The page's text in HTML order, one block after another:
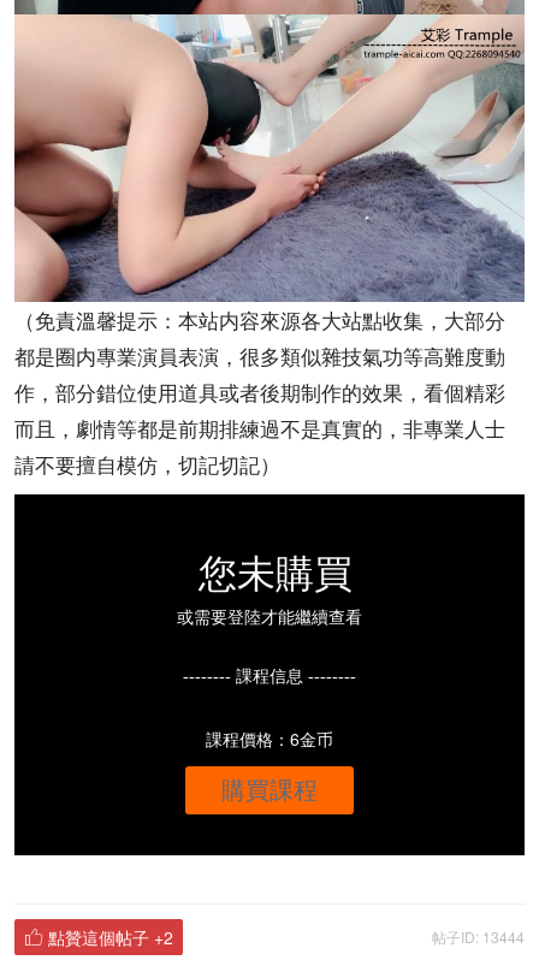
（免責溫馨提示：本站内容來源各大站點收集，大部分
都是圈内專業演員表演，很多類似雜技氣功等高難度動
作，部分錯位使用道具或者後期制作的效果，看個精彩
而且，劇情等都是前期排練過不是真實的，非專業人士
請不要擅自模仿，切記切記）
您未購買
或需要登陸才能繼續查看
-------- 課程信息 --------
課程價格：6金币
購買課程
帖子ID: 13444
 點贊這個帖子 +2